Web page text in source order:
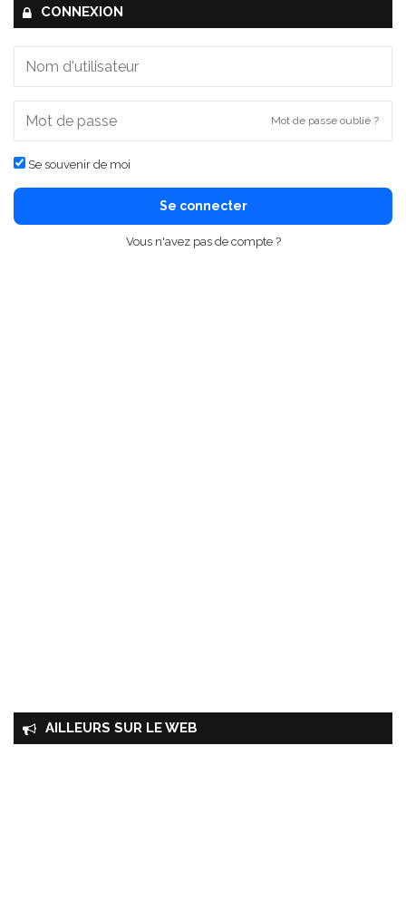
CONNEXION
Mot de passe oublié ?
Se souvenir de moi
Se connecter
Vous n'avez pas de compte ?
AILLEURS SUR LE WEB